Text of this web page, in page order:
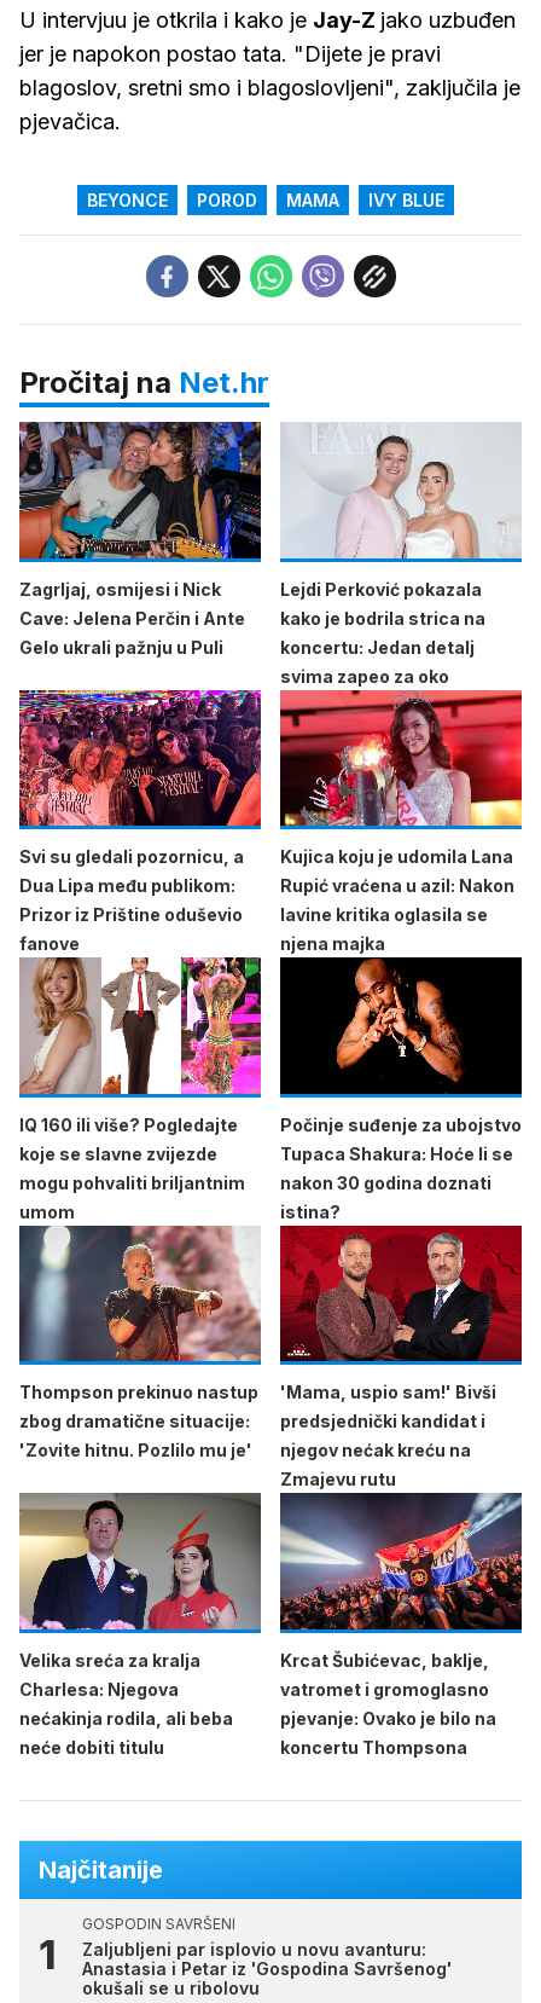
U intervjuu je otkrila i kako je Jay-Z jako uzbuđen
jer je napokon postao tata. "Dijete je pravi
blagoslov, sretni smo i blagoslovljeni", zaključila je
pjevačica.
BEYONCE POROD MAMA IVY BLUE
Pročitaj na Net.hr
Zagrljaj, osmijesi i Nick
Cave: Jelena Perčin i Ante
Gelo ukrali pažnju u Puli
Lejdi Perković pokazala
kako je bodrila strica na
koncertu: Jedan detalj
svima zapeo za oko
Svi su gledali pozornicu, a
Dua Lipa među publikom:
Prizor iz Prištine oduševio
fanove
Kujica koju je udomila Lana
Rupić vraćena u azil: Nakon
lavine kritika oglasila se
njena majka
IQ 160 ili više? Pogledajte
koje se slavne zvijezde
mogu pohvaliti briljantnim
umom
Počinje suđenje za ubojstvo
Tupaca Shakura: Hoće li se
nakon 30 godina doznati
istina?
Thompson prekinuo nastup
zbog dramatične situacije:
'Zovite hitnu. Pozlilo mu je'
'Mama, uspio sam!' Bivši
predsjednički kandidat i
njegov nećak kreću na
Zmajevu rutu
Velika sreća za kralja
Charlesa: Njegova
nećakinja rodila, ali beba
neće dobiti titulu
Krcat Šubićevac, baklje,
vatromet i gromoglasno
pjevanje: Ovako je bilo na
koncertu Thompsona
Najčitanije
GOSPODIN SAVRŠENI
Zaljubljeni par isplovio u novu avanturu:
Anastasia i Petar iz 'Gospodina Savršenog'
okušali se u ribolovu